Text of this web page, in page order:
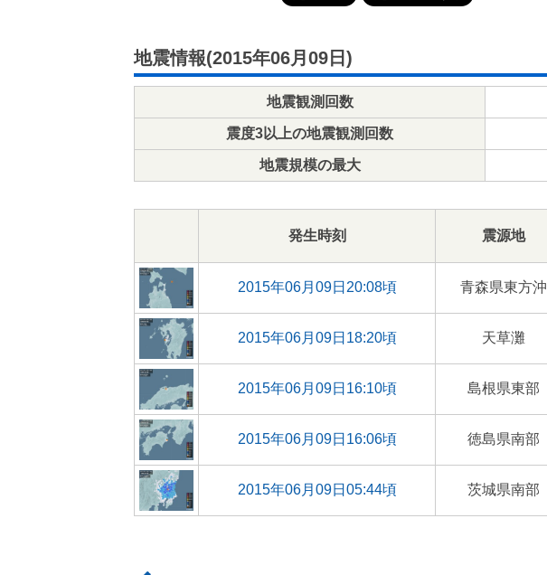
地震情報(2015年06月09日)
地震観測回数
震度3以上の地震観測回数
地震規模の最大
発生時刻 震源地
2015年06月09日20:08頃 青森県東方沖
2015年06月09日18:20頃 天草灘
2015年06月09日16:10頃 島根県東部
2015年06月09日16:06頃 徳島県南部
2015年06月09日05:44頃 茨城県南部